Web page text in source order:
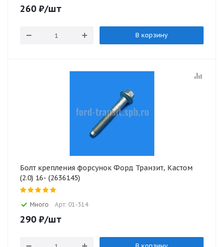
260 ₽/шт
В корзину
Болт крепления форсунок Форд Транзит, Кастом
(2.0) 16- (2636145)
Много Арт: 01-314
290 ₽/шт